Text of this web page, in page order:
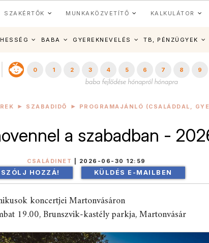
SZAKÉRTŐK MUNKAKÖZVETÍTŐ KALKULÁTOR
BABA GYEREKNEVELÉS TB, PÉNZÜGYEK
0 1 2 3 4 5 6 7 8 9
SZABADIDŐ PROGRAMAJÁNLÓ (CSALÁDDAL,
a szabadban -
CSALÁDINET 2026-06-30 12:59
SZÓLJ HOZZÁ! KÜLDÉS E-MAILBEN
koncertjei Martonvásáron
19.00, Brunszvik-kastély parkja, Martonvásár